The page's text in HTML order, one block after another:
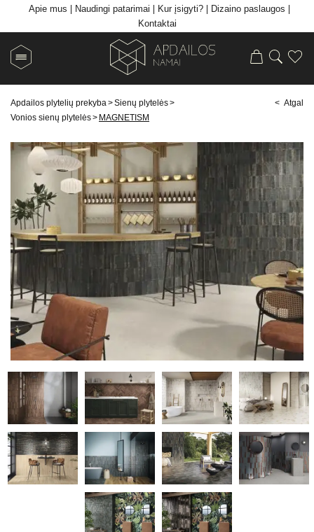
Apie mus Naudingi patarimai Kur įsigyti?
Dizaino paslaugos
Kontaktai
Apdailos plytelių prekyba >Sienų plytelės>
Vonios sienų plytelės> MAGNETISM
< Atgal